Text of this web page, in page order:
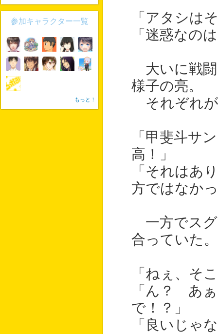
「アタシは
「迷惑なの
大いに戦闘
様子の亮。
それぞれが
「甲斐斗サ
高！」
「それはあ
方ではなか
一方でスグ
合っていた。
「ねぇ、そ
「ん？ あ
で！？」
「良いじゃ
参加キャラクター一覧
もっと！